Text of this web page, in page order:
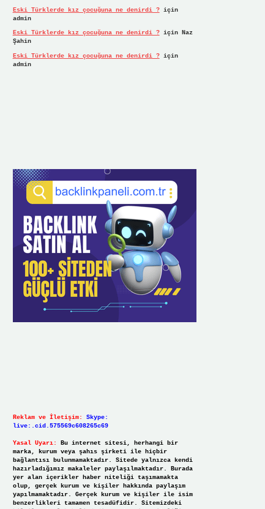
Eski Türklerde kız çocuğuna ne denirdi ?için
admin
Eski Türklerde kız çocuğuna ne denirdi ?için Naz
Şahin
Eski Türklerde kız çocuğuna ne denirdi ?için
admin
Reklam ve İletişim:
Skype:
live:.cid.575569c608265c69
Yasal Uyarı:
Bu internet sitesi, herhangi bir
marka, kurum veya şahıs şirketi ile hiçbir
bağlantısı bulunmamaktadır. Sitede yalnızca kendi
hazırladığımız makaleler paylaşılmaktadır. Burada
yer alan içerikler haber niteliği taşımamakta
olup, gerçek kurum ve kişiler hakkında paylaşım
yapılmamaktadır. Gerçek kurum ve kişiler ile isim
benzerlikleri tamamen tesadüfidir. Sitemizdeki